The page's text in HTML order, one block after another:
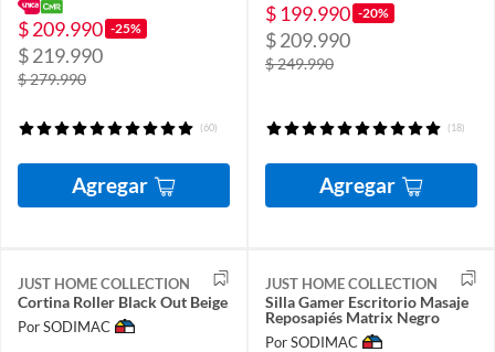
$ 209.990 -25%
$ 219.990
$ 279.990
(60)
Agregar
$ 199.990 -20%
$ 209.990
$ 249.990
(18)
Agregar
JUST HOME COLLECTION
Cortina Roller Black Out Beige
Por SODIMAC
JUST HOME COLLECTION
Silla Gamer Escritorio Masaje
Reposapiés Matrix Negro
Por SODIMAC